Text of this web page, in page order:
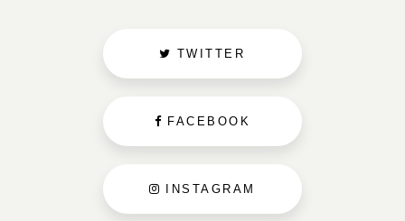
TWITTER
FACEBOOK
INSTAGRAM